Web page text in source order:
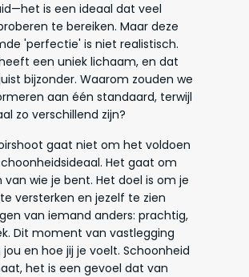
is een ideaal dat veel
te bereiken. Maar deze
'perfectie' is niet realistisch.
een uniek lichaam, en dat
bijzonder. Waarom zouden we
aan één standaard, terwijl
zo verschillend zijn?
gaat niet om het voldoen
Het gaat om
van wie je bent. Het doel is om je
versterken en jezelf te zien
van iemand anders: prachtig,
Dit moment van vastlegging
en hoe jij je voelt. Schoonheid
het is een gevoel dat van